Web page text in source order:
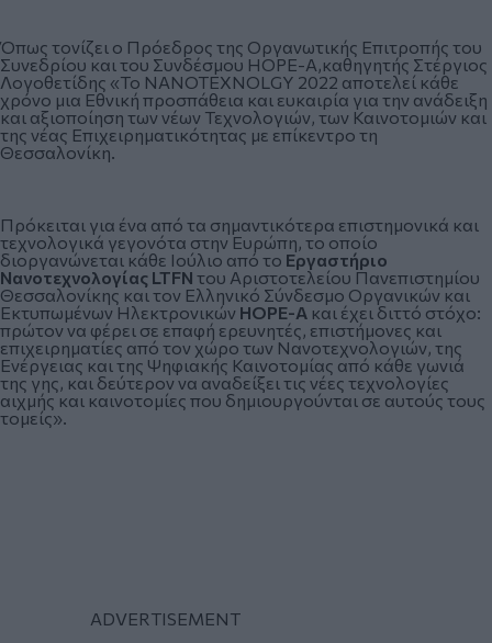
Όπως τονίζει ο Πρόεδρος της Οργανωτικής Επιτροπής του
Συνεδρίου και του Συνδέσμου HOPE-A,καθηγητής Στέργιος
Λογοθετίδης «Το NANOTEXNOLGY 2022 αποτελεί κάθε
χρόνο μια Εθνική προσπάθεια και ευκαιρία για την ανάδειξη
και αξιοποίηση των νέων Τεχνολογιών, των Καινοτομιών και
της νέας Επιχειρηματικότητας με επίκεντρο τη
Θεσσαλονίκη.
Πρόκειται για ένα από τα σημαντικότερα επιστημονικά και
τεχνολογικά γεγονότα στην Ευρώπη, το οποίο
διοργανώνεται κάθε Ιούλιο από το Εργαστήριο
Νανοτεχνολογίας LTFN του Αριστοτελείου Πανεπιστημίου
Θεσσαλονίκης και τον Ελληνικό Σύνδεσμο Οργανικών και
Εκτυπωμένων Ηλεκτρονικών HOPE-A και έχει διττό στόχο:
πρώτον να φέρει σε επαφή ερευνητές, επιστήμονες και
επιχειρηματίες από τον χώρο των Νανοτεχνολογιών, της
Ενέργειας και της Ψηφιακής Καινοτομίας από κάθε γωνιά
της γης, και δεύτερον να αναδείξει τις νέες τεχνολογίες
αιχμής και καινοτομίες που δημιουργούνται σε αυτούς τους
τομείς».